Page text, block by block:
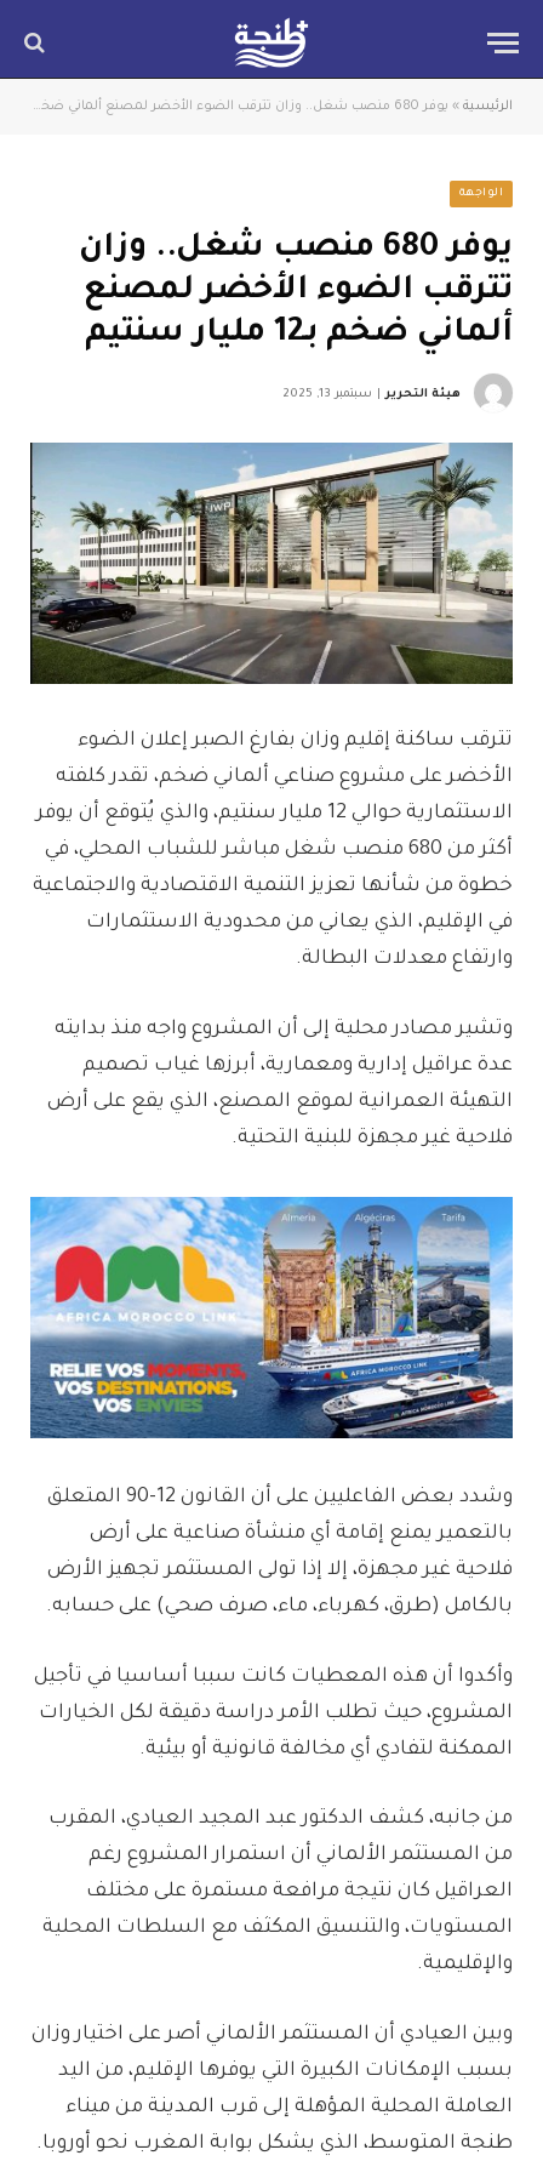
الرئيسية » يوفر 680 منصب شغل.. وزان تترقب الضوء الأخضر لمصنع ألماني ضخم بـ12 مليار سنتيم
الواجهة
يوفر 680 منصب شغل.. وزان
تترقب الضوء الأخضر لمصنع
ألماني ضخم بـ12 مليار سنتيم
هيئة التحرير سبتمبر 13, 2025
تترقب ساكنة إقليم وزان بفارغ الصبر إعلان الضوء
الأخضر على مشروع صناعي ألماني ضخم، تقدر كلفته
الاستثمارية حوالي 12 مليار سنتيم، والذي يُتوقع أن يوفر
أكثر من 680 منصب شغل مباشر للشباب المحلي، في
خطوة من شأنها تعزيز التنمية الاقتصادية والاجتماعية
في الإقليم، الذي يعاني من محدودية الاستثمارات
وارتفاع معدلات البطالة.
وتشير مصادر محلية إلى أن المشروع واجه منذ بدايته
عدة عراقيل إدارية ومعمارية، أبرزها غياب تصميم
التهيئة العمرانية لموقع المصنع، الذي يقع على أرض
فلاحية غير مجهزة للبنية التحتية.
وشدد بعض الفاعليين على أن القانون 12-90 المتعلق
بالتعمير يمنع إقامة أي منشأة صناعية على أرض
فلاحية غير مجهزة، إلا إذا تولى المستثمر تجهيز الأرض
بالكامل (طرق، كهرباء، ماء، صرف صحي) على حسابه.
وأكدوا أن هذه المعطيات كانت سببا أساسيا في تأجيل
المشروع، حيث تطلب الأمر دراسة دقيقة لكل الخيارات
الممكنة لتفادي أي مخالفة قانونية أو بيئية.
من جانبه، كشف الدكتور عبد المجيد العيادي، المقرب
من المستثمر الألماني أن استمرار المشروع رغم
العراقيل كان نتيجة مرافعة مستمرة على مختلف
المستويات، والتنسيق المكثف مع السلطات المحلية
والإقليمية.
وبين العيادي أن المستثمر الألماني أصر على اختيار وزان
بسبب الإمكانات الكبيرة التي يوفرها الإقليم، من اليد
العاملة المحلية المؤهلة إلى قرب المدينة من ميناء
طنجة المتوسط، الذي يشكل بوابة المغرب نحو أوروبا.